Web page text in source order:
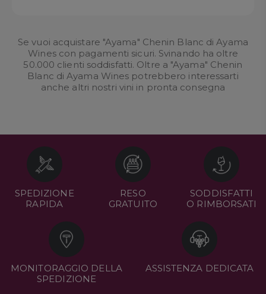
Se vuoi acquistare "Ayama" Chenin Blanc di Ayama
Wines con pagamenti sicuri. Svinando ha oltre
50.000 clienti soddisfatti. Oltre a "Ayama" Chenin
Blanc di Ayama Wines potrebbero interessarti
anche altri nostri vini in pronta consegna
SPEDIZIONE
RAPIDA
RESO
GRATUITO
SODDISFATTI
O RIMBORSATI
MONITORAGGIO DELLA
SPEDIZIONE
ASSISTENZA DEDICATA